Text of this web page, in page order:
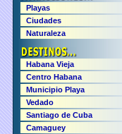
Playas
Ciudades
Naturaleza
Habana Vieja
Centro Habana
Municipio Playa
Vedado
Santiago de Cuba
Camaguey